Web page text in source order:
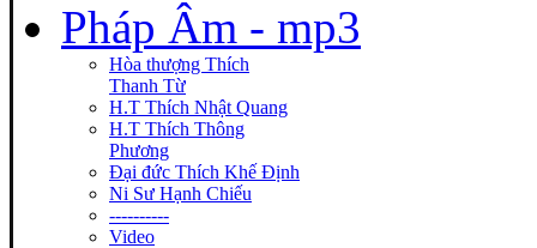
Pháp Âm - mp3
Hòa thượng Thích
Thanh Từ
H.T Thích Nhật Quang
H.T Thích Thông
Phương
Đại đức Thích Khế Định
Ni Sư Hạnh Chiếu
----------
Video